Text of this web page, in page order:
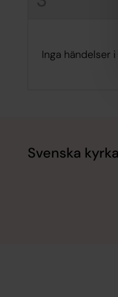
Inga händelser i
Svenska